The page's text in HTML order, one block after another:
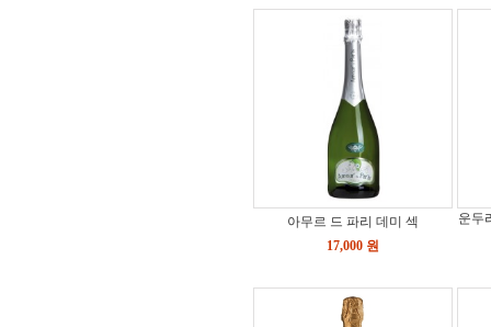
아무르 드 파리 데미 섹
17,000 원
운두